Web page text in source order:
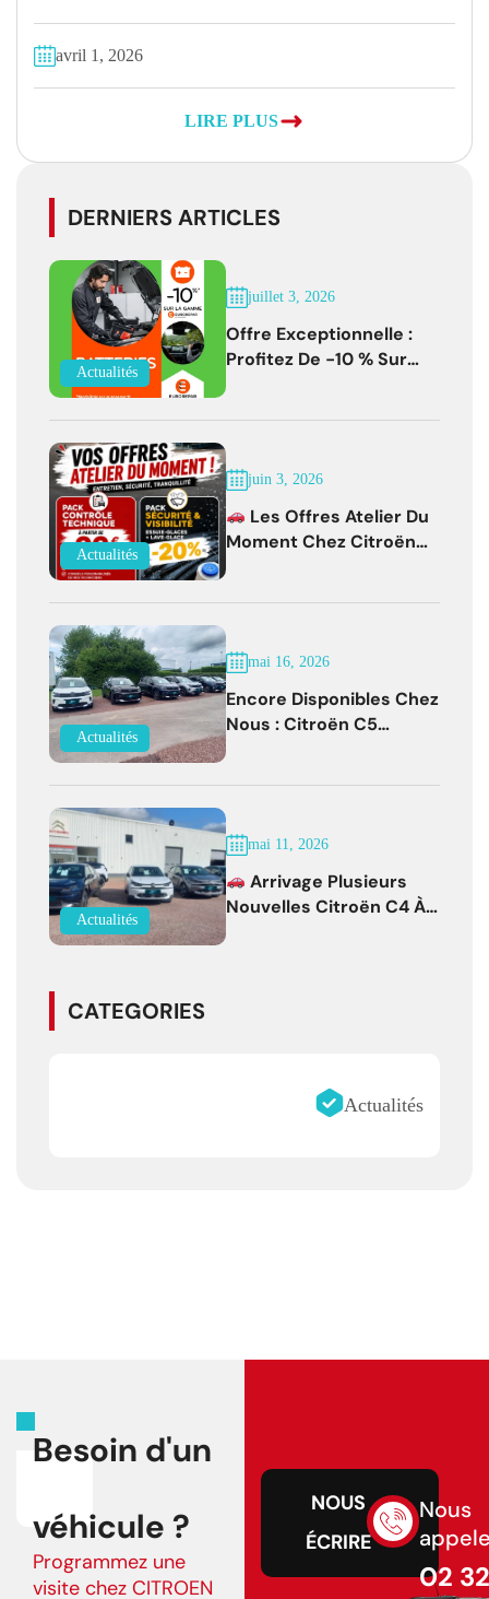
avril 1, 2026
LIRE PLUS
DERNIERS ARTICLES
Actualités
juillet 3, 2026
Offre Exceptionnelle :
Profitez De -10 % Sur
Actualités
juin 3, 2026
Les Offres Atelier Du
Moment Chez Citroën
Actualités
mai 16, 2026
Encore Disponibles Chez
Nous : Citroën C5
Actualités
mai 11, 2026
Arrivage Plusieurs
Nouvelles Citroën C4 À
CATEGORIES
Actualités
Besoin d'un
véhicule ?
Programmez une
visite chez CITROEN
NOUS
ÉCRIRE
Nous
02 32